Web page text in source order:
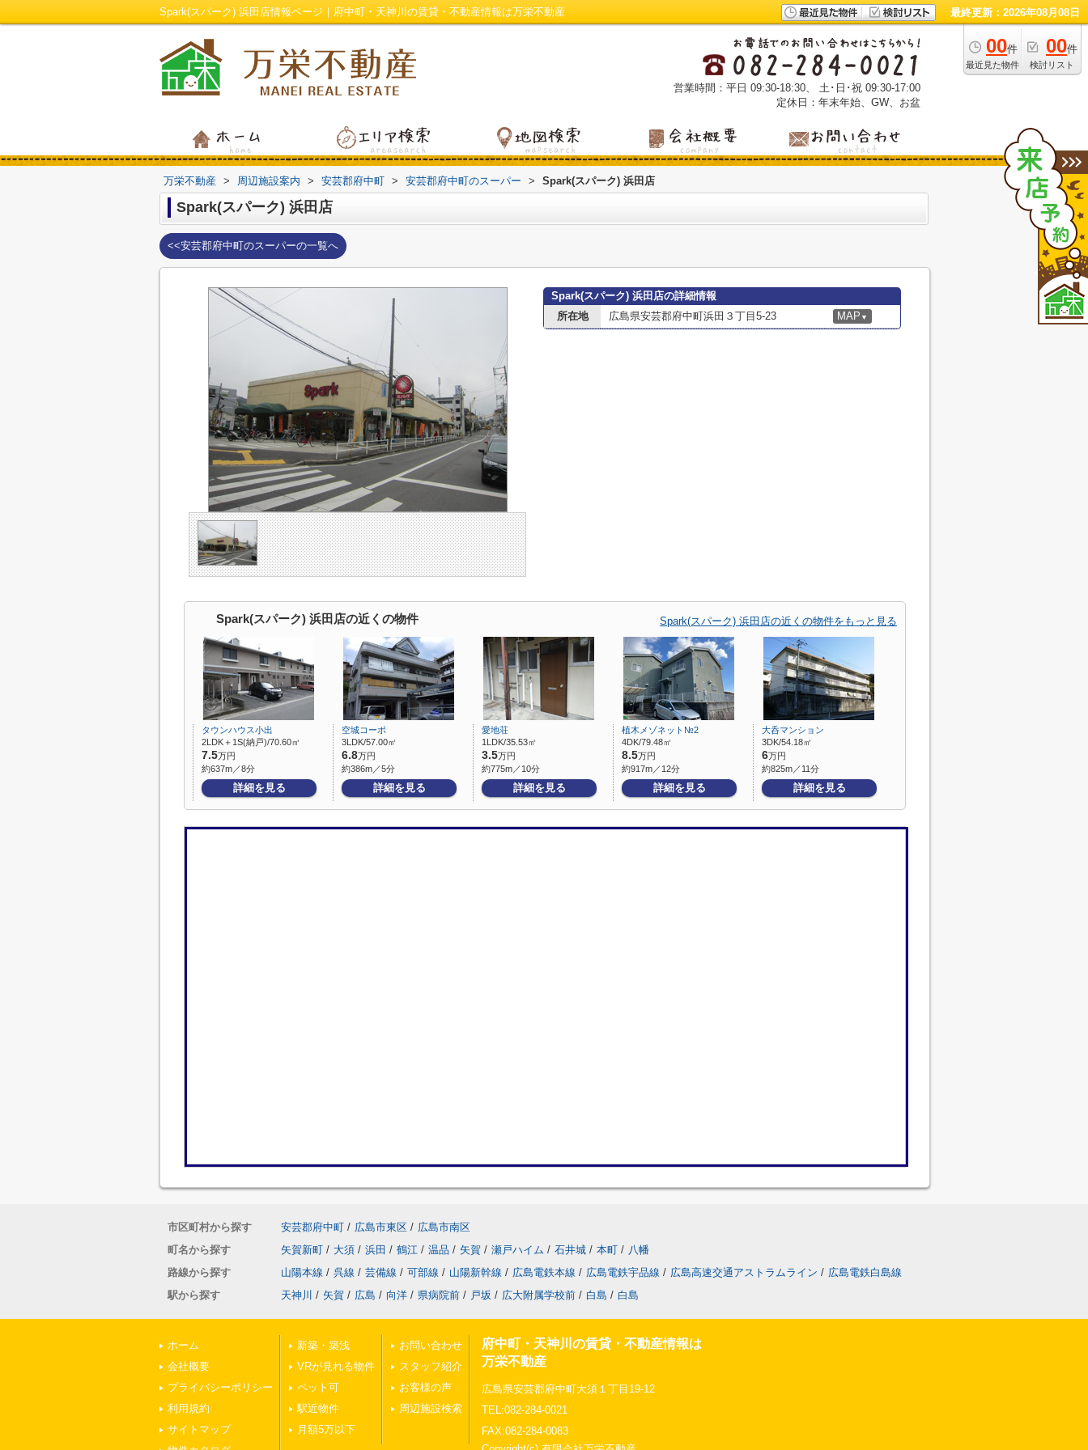
Spark(スパーク) 浜田店情報ページ｜府中町・天神川の賃貸・不動産情報は万栄不動産 最終更新：2026年08月08日
00件
最近見た物件
00件
検討リスト
営業時間：平日 09:30-18:30、 土･日･祝 09:30-17:00
定休日：年末年始、GW、お盆
万栄不動産 > 周辺施設案内 > 安芸郡府中町 > 安芸郡府中町のスーパー > Spark(スパーク) 浜田店
Spark(スパーク) 浜田店
<<安芸郡府中町のスーパーの一覧へ
Spark(スパーク) 浜田店の詳細情報
所在地
広島県安芸郡府中町浜田３丁目5-23 MAP ▼
Spark(スパーク) 浜田店の近くの物件 Spark(スパーク) 浜田店の近くの物件をもっと見る
タウンハウス小出
2LDK＋1S(納戸)/70.60㎡
7.5万円
約637m／8分
詳細を見る
空城コーポ
3LDK/57.00㎡
6.8万円
約386m／5分
詳細を見る
愛地荘
1LDK/35.53㎡
3.5万円
約775m／10分
詳細を見る
植木メゾネット№2
4DK/79.48㎡
8.5万円
約917m／12分
詳細を見る
大呑マンション
3DK/54.18㎡
6万円
約825m／11分
詳細を見る
市区町村から探す 安芸郡府中町 / 広島市東区 / 広島市南区
町名から探す
矢賀新町 / 大須 / 浜田 / 鶴江 / 温品 / 矢賀 / 瀬戸ハイム / 石井城 / 本町 / 八幡
路線から探す
山陽本線 / 呉線 / 芸備線 / 可部線 / 山陽新幹線 / 広島電鉄本線 / 広島電鉄宇品線 / 広島高速交通アストラムライン / 広島電鉄白島線
駅から探す
天神川 / 矢賀 / 広島 / 向洋 / 県病院前 / 戸坂 / 広大附属学校前 / 白島 / 白島
ホーム
会社概要
プライバシーポリシー
利用規約
サイトマップ
新築・築浅
VRが見れる物件
ペット可
駅近物件
月額5万以下
お問い合わせ
スタッフ紹介
お客様の声
周辺施設検索
府中町・天神川の賃貸・不動産情報は
万栄不動産
広島県安芸郡府中町大須１丁目19-12
TEL:082-284-0021
FAX:082-284-0083